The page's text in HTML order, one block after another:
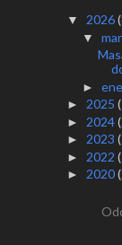
▼ 2026
▼
►
► 2025
► 2024
► 2023
► 2022
► 2020